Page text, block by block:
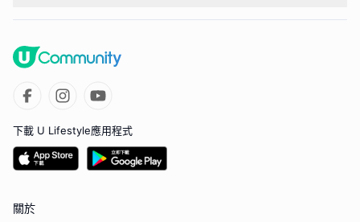
下載 U Lifestyle應用程式
關於